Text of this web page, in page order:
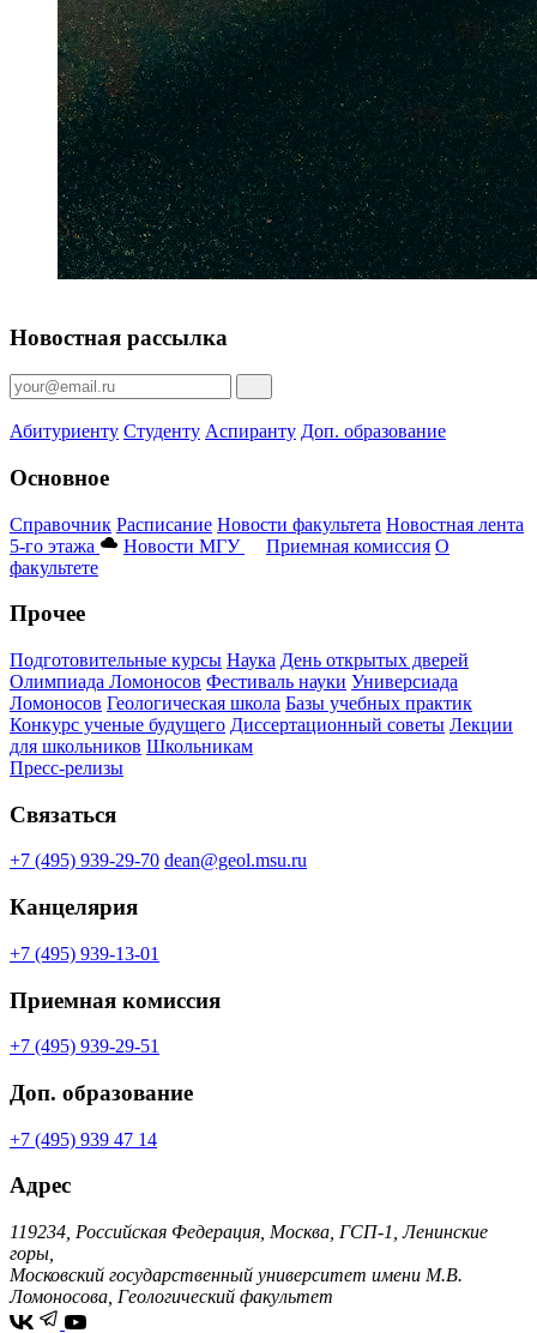
Новостная рассылка
Абитуриенту Студенту Аспиранту Доп. образование
Основное
Справочник Расписание Новости факультета Новостная лента
5-го этажа
Новости МГУ Приемная комиссия О
факультете
Прочее
Подготовительные курсы Наука День открытых дверей
Олимпиада Ломоносов Фестиваль науки Универсиада
Ломоносов Геологическая школа Базы учебных практик
Конкурс ученые будущего Диссертационный советы Лекции
для школьников Школьникам
Пресс-релизы
Связаться
+7 (495) 939-29-70 dean@geol.msu.ru
Канцелярия
+7 (495) 939-13-01
Приемная комиссия
+7 (495) 939-29-51
Доп. образование
+7 (495) 939 47 14
Адрес
119234, Российская Федерация, Москва, ГСП-1, Ленинские
горы,
Московский государственный университет имени М.В.
Ломоносова, Геологический факультет